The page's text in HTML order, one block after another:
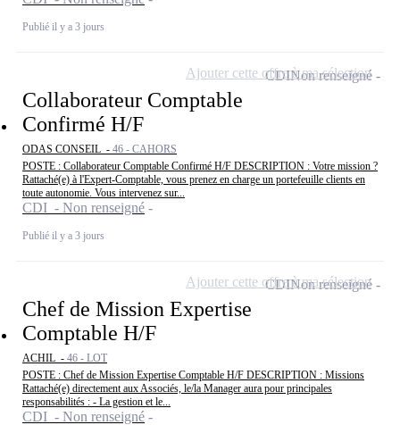
Publié il y a 3 jours
Collaborateur Comptable
Confirmé H/F
ODAS CONSEIL - 46 - CAHORS
POSTE : Collaborateur Comptable Confirmé H/F DESCRIPTION : Votre mission ?
Rattaché(e) à l'Expert-Comptable, vous prenez en charge un portefeuille clients en
toute autonomie. Vous intervenez sur...
CDI - Non renseigné
Publié il y a 3 jours
CDINon renseigné
Ajouter cette offre à ma sélection
Chef de Mission Expertise
Comptable H/F
ACHIL - 46 - LOT
POSTE : Chef de Mission Expertise Comptable H/F DESCRIPTION : Missions
Rattaché(e) directement aux Associés, le/la Manager aura pour principales
responsabilités : - La gestion et le...
CDI - Non renseigné
CDINon renseigné
Ajouter cette offre à ma sélection